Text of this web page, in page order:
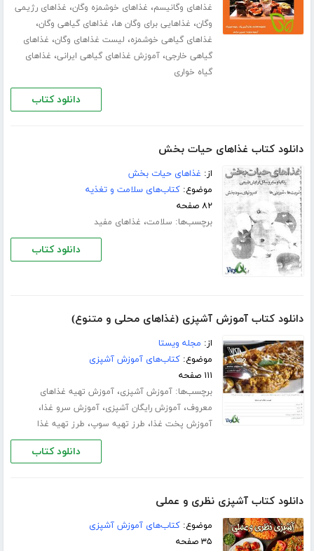
غذاهای وگانیسم، غذاهای خوشمزه وگان، غذاهای رژیمی
وگان، غذاهایی برای وگان ها، غذاهای گیاهی وگان،
غذاهای گیاهی خوشمزه، لیست غذاهای وگان، غذاهای
گیاهی خارجی،آموزش غذاهای گیاهی ایرانی، غذاهای
گیاه خواری
دانلود کتاب
دانلود کتاب غذاهای حیات بخش
از: غذاهای حیات بخش
موضوع:کتاب‌های سلامت و تغذیه
۸۲ صفحه
برچسب‌ها: سلامت، غذاهای مفید
دانلود کتاب
دانلود کتاب آموزش آشپزی (غذاهای محلی و متنوع)
از: مجله ویستا
موضوع:کتاب‌های آموزش آشپزی
۱۱۱ صفحه
برچسب‌ها:آموزش آشپزی،آموزش تهیه غذاهای
معروف،آموزش رایگان آشپزی،آموزش سرو غذا،
آموزش پخت غذا، طرز تهیه سوپ، طرز تهیه غذا
دانلود کتاب
دانلود کتاب آشپزی نظری و عملی
موضوع:کتاب‌های آموزش آشپزی
۳۵ صفحه